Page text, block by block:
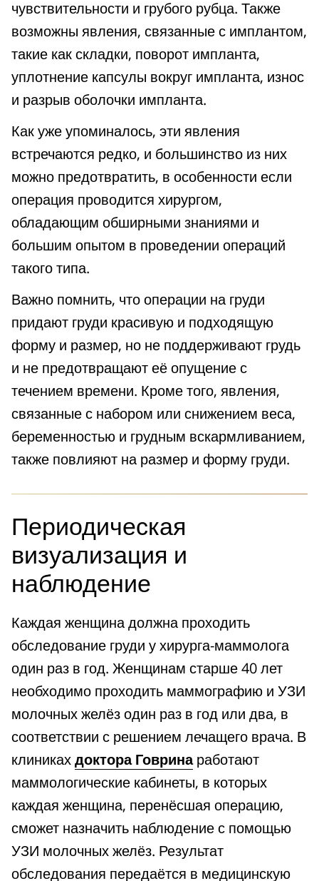
чувствительности и грубого рубца. Также
возможны явления, связанные с имплантом,
такие как складки, поворот импланта,
уплотнение капсулы вокруг импланта, износ
и разрыв оболочки импланта.
Как уже упоминалось, эти явления
встречаются редко, и большинство из них
можно предотвратить, в особенности если
операция проводится хирургом,
обладающим обширными знаниями и
большим опытом в проведении операций
такого типа.
Важно помнить, что операции на груди
придают груди красивую и подходящую
форму и размер, но не поддерживают грудь
и не предотвращают её опущение с
течением времени. Кроме того, явления,
связанные с набором или снижением веса,
беременностью и грудным вскармливанием,
также повлияют на размер и форму груди.
Периодическая
визуализация и
наблюдение
Каждая женщина должна проходить
обследование груди у хирурга-маммолога
один раз в год. Женщинам старше 40 лет
необходимо проходить маммографию и УЗИ
молочных желёз один раз в год или два, в
соответствии с решением лечащего врача. В
клиникахдоктора Говринаработают
маммологические кабинеты, в которых
каждая женщина, перенёсшая операцию,
сможет назначить наблюдение с помощью
УЗИ молочных желёз. Результат
обследования передаётся в медицинскую